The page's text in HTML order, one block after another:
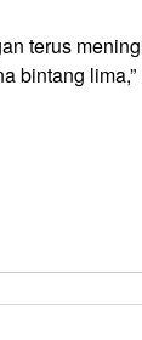
terus
bintang